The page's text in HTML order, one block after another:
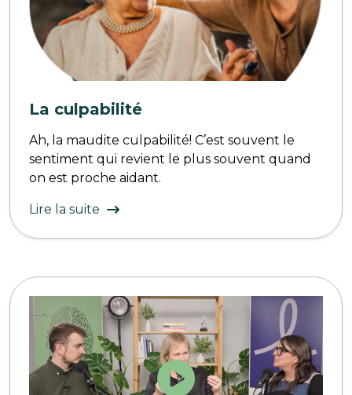
La culpabilité
Ah, la maudite culpabilité! C’est souvent le
sentiment qui revient le plus souvent quand
on est proche aidant.
Lire la suite